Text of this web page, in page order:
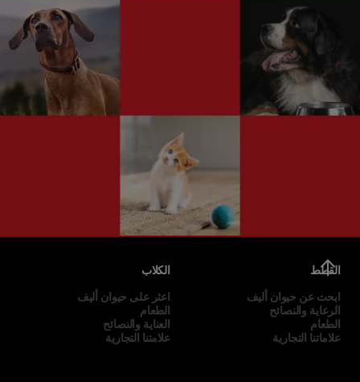
القطط
ابحث عن حيوان أليف
الرعاية والنصائح
الطعام
علاماتنا التجارية
الكلاب
اعثر على حيوان أليف
الطعام
العناية والنصائح
علامتنا التجارية